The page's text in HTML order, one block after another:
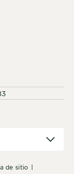
de sitio